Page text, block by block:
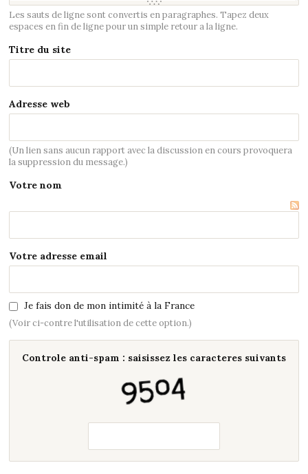
Les sauts de ligne sont convertis en paragraphes. Tapez deux
espaces en fin de ligne pour un simple retour a la ligne.
Titre du site
Adresse web
(Un lien sans aucun rapport avec la discussion en cours provoquera
la suppression du message.)
Votre nom
Votre adresse email
Je fais don de mon intimité à la France
(Voir ci-contre l'utilisation de cette option.)
Controle anti-spam : saisissez les caracteres suivants